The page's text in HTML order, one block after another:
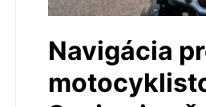
Navigácia